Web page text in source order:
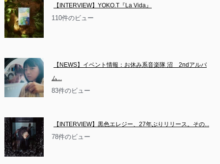
【INTERVIEW】YOKO.T『La Vida』
110件のビュー
【NEWS】イベント情報：お休み系音楽隊 沼　2ndアルバ
ム...
83件のビュー
【INTERVIEW】黒色エレジー、27年ぶりリリース。その...
78件のビュー